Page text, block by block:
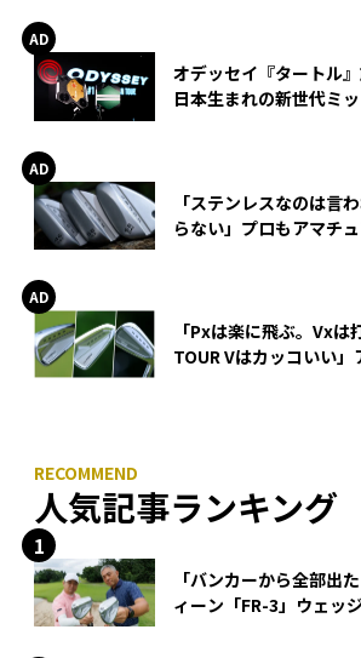
オデッセイ『タートル
日本生まれの新世代ミ
「ステンレスなのは言
らない」プロもアマチ
「Pxは楽に飛ぶ。Vxは
TOUR Vはカッコいい」
人気記事ランキング
「バンカーから全部出
ィーン「FR-3」ウェッ